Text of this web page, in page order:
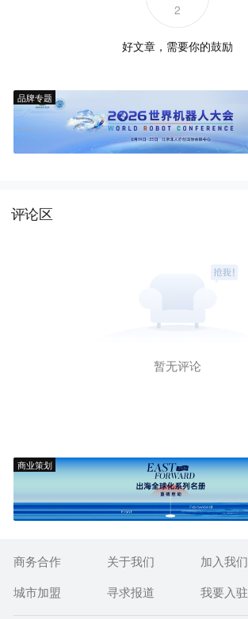
2
好文章，需要你的鼓励
品牌专题
评论区
暂无评论
商业策划
商务合作 关于我们 加入我们
城市加盟
寻求报道 我要入驻